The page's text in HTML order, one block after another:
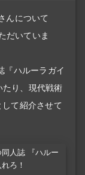
んについて
だいていま
『ハルーラガイ
たり、現代戦術
て紹介させて
人誌 『ハルー
ろ！